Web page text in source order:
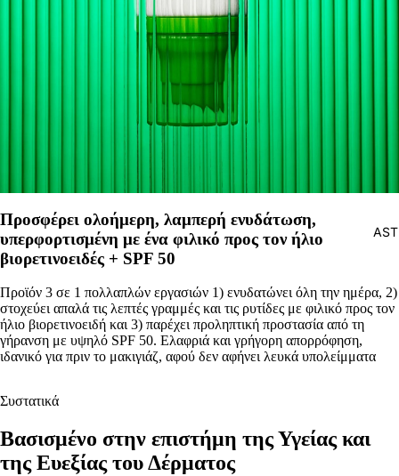
Προσφέρει ολοήμερη, λαμπερή ενυδάτωση,
υπερφορτισμένη με ένα φιλικό προς τον ήλιο
βιορετινοειδές + SPF 50
Προϊόν 3 σε 1 πολλαπλών εργασιών 1) ενυδατώνει όλη την ημέρα, 2)
στοχεύει απαλά τις λεπτές γραμμές και τις ρυτίδες με φιλικό προς τον
ήλιο βιορετινοειδή και 3) παρέχει προληπτική προστασία από τη
γήρανση με υψηλό SPF 50. Ελαφριά και γρήγορη απορρόφηση,
ιδανικό για πριν το μακιγιάζ, αφού δεν αφήνει λευκά υπολείμματα
Συστατικά
Βασισμένο στην επιστήμη της Υγείας και
της Ευεξίας του Δέρματος